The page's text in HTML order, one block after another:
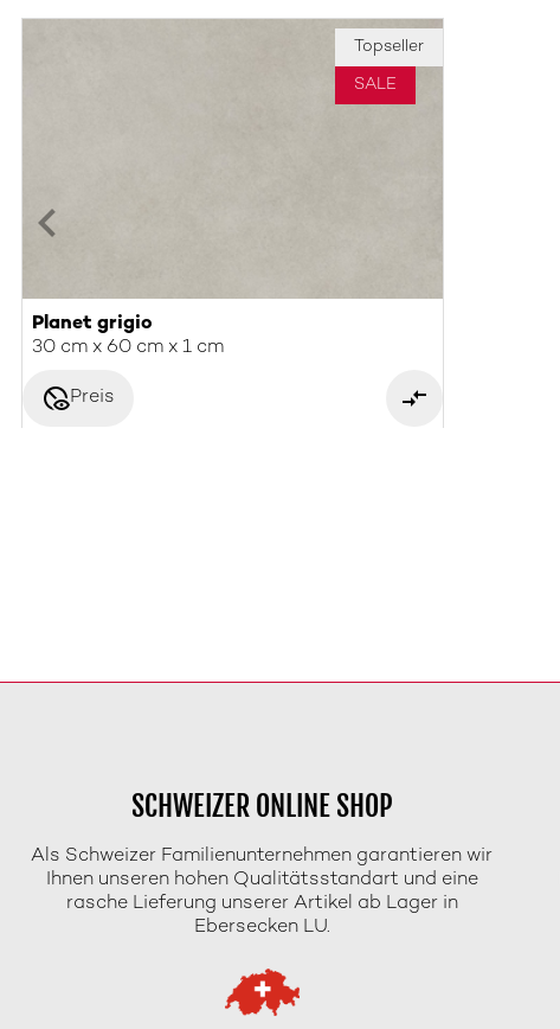
Topseller
SALE
Planet grigio
30 cm x 60 cm x 1 cm
disabled_visiblePreis
SCHWEIZER ONLINE SHOP
Als Schweizer Familienunternehmen garantieren wir
Ihnen unseren hohen Qualitätsstandart und eine
rasche Lieferung unserer Artikel ab Lager in
Ebersecken LU.